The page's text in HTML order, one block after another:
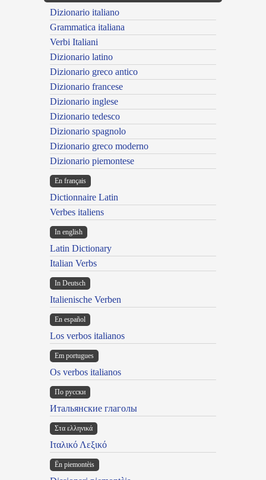
Dizionario italiano
Grammatica italiana
Verbi Italiani
Dizionario latino
Dizionario greco antico
Dizionario francese
Dizionario inglese
Dizionario tedesco
Dizionario spagnolo
Dizionario greco moderno
Dizionario piemontese
En français
Dictionnaire Latin
Verbes italiens
In english
Latin Dictionary
Italian Verbs
In Deutsch
Italienische Verben
En español
Los verbos italianos
Em portugues
Os verbos italianos
По русски
Итальянские глаголы
Στα ελληνικά
Ιταλικό Λεξικό
Ën piemontèis